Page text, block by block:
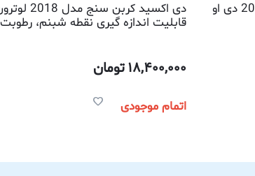
اکسیژن متر و اسیدسنج مدل 2001 دی او
دی اکسید کربن سنج
قابلیت اندازه گیری نقطه شبنم،
18,400,000تومان
اتمام موجودی